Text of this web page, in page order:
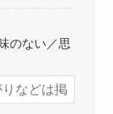
のない／思